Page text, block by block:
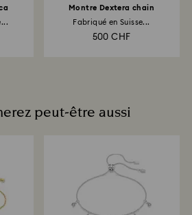
Montre Dextera chain
Fabriqué en Suisse...
500 CHF
peut-être aussi